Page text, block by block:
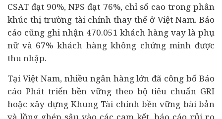
CSAT đạt 90%, NPS đạt 76%, chỉ số cao trong phân
khúc thị trường tài chính thay thế ở Việt Nam. Báo
cáo cũng ghi nhận 470.051 khách hàng vay là phụ
nữ và 67% khách hàng không chứng minh được
thu nhập.
Tại Việt Nam, nhiều ngân hàng lớn đã công bố Báo
cáo Phát triển bền vững theo bộ tiêu chuẩn GRI
hoặc xây dựng Khung Tài chính bền vững bài bản